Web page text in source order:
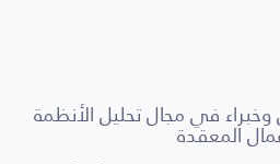
في مجال تحليل الأنظمة
المعقدة